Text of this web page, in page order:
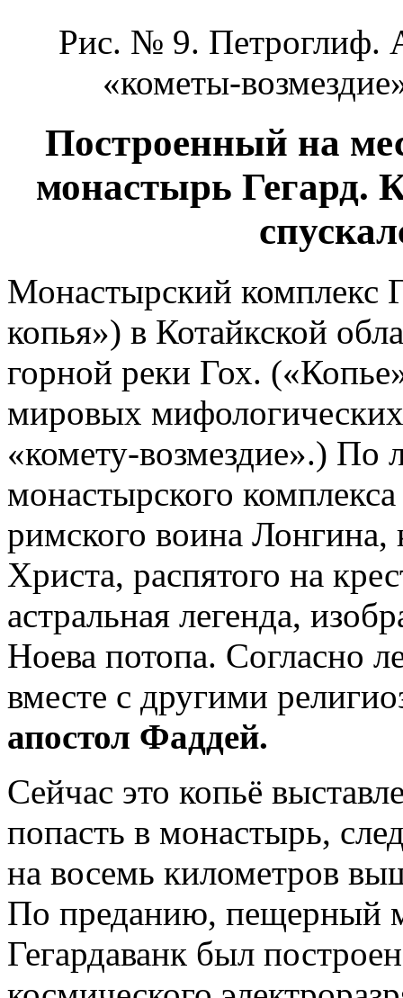
Рис. № 9. Петроглиф.
«кометы-
Построенный на
монастырь Гегард.
Монастырский комплекс
копья») в Котайкской
горной реки Гох.
мировых
«комету-возмездие».) По
монастырского
римского воина
Христа, распятого на
астральная легенда,
Ноева потопа. Согласно
вместе с другими
апостол Фаддей.
Сейчас это копьё
попасть в монастырь,
на восемь километров
По преданию, пещерный
Гегардаванк был